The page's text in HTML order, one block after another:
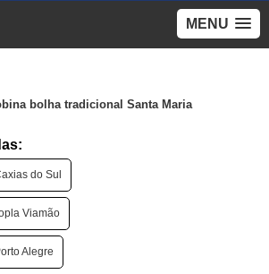
MENU
bolha tradicional Santa Maria
do Sul
Viamão
Alegre